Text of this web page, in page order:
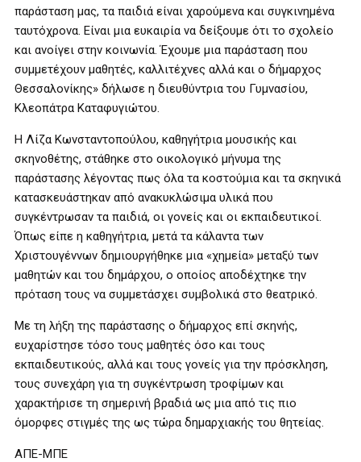
παράσταση μας, τα παιδιά είναι χαρούμενα και συγκινημένα
ταυτόχρονα. Είναι μια ευκαιρία να δείξουμε ότι το σχολείο
και ανοίγει στην κοινωνία. Έχουμε μια παράσταση που
συμμετέχουν μαθητές, καλλιτέχνες αλλά και ο δήμαρχος
Θεσσαλονίκης» δήλωσε η διευθύντρια του Γυμνασίου,
Κλεοπάτρα Καταφυγιώτου.
Η Λίζα Κωνσταντοπούλου, καθηγήτρια μουσικής και
σκηνοθέτης, στάθηκε στο οικολογικό μήνυμα της
παράστασης λέγοντας πως όλα τα κοστούμια και τα σκηνικά
κατασκευάστηκαν από ανακυκλώσιμα υλικά που
συγκέντρωσαν τα παιδιά, οι γονείς και οι εκπαιδευτικοί.
Όπως είπε η καθηγήτρια, μετά τα κάλαντα των
Χριστουγέννων δημιουργήθηκε μια «χημεία» μεταξύ των
μαθητών και του δημάρχου, ο οποίος αποδέχτηκε την
πρόταση τους να συμμετάσχει συμβολικά στο θεατρικό.
Mε τη λήξη της παράστασης ο δήμαρχος επί σκηνής,
ευχαρίστησε τόσο τους μαθητές όσο και τους
εκπαιδευτικούς, αλλά και τους γονείς για την πρόσκληση,
τους συνεχάρη για τη συγκέντρωση τροφίμων και
χαρακτήρισε τη σημερινή βραδιά ως μια από τις πιο
όμορφες στιγμές της ως τώρα δημαρχιακής του θητείας.
ΑΠΕ-ΜΠΕ